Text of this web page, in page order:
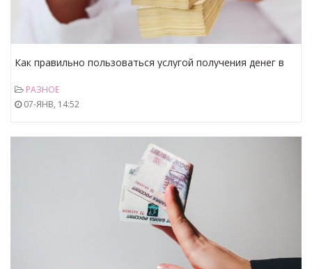
Как правильно пользоваться услугой получения денег в
РАЗНОЕ
07-ЯНВ, 14:52